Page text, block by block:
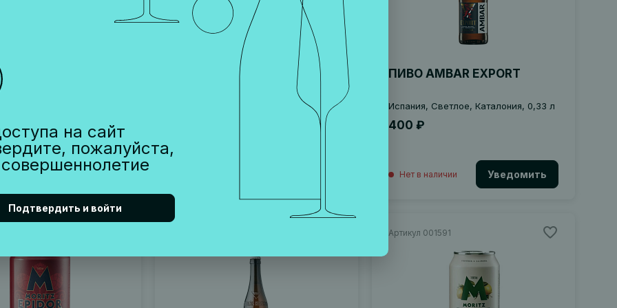
TORO OLOROSO
СТЕКЛО
л
Уведомить
ПИВО MORITZ EPIDOR
Испания, Янтарное, Каталония, 0,33 л
ПИВО AMBAR EXPORT
Испания, Светлое, Каталония, 0,33 л
400 ₽
Нет в наличии Уведомить
Артикул 001591
на сайт
пожалуйста,
Подтвердить и войти